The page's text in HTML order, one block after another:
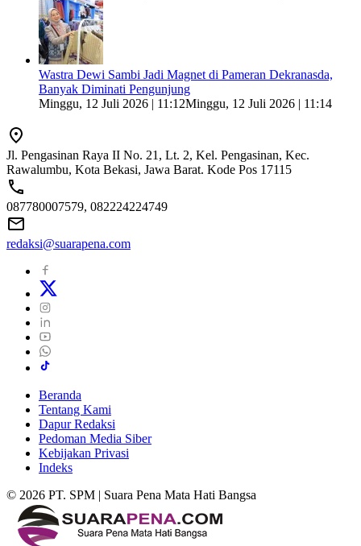
Wastra Dewi Sambi Jadi Magnet di Pameran Dekranasda,
Banyak Diminati Pengunjung
Minggu, 12 Juli 2026 | 11:12Minggu, 12 Juli 2026 | 11:14
Jl. Pengasinan Raya II No. 21, Lt. 2, Kel. Pengasinan, Kec.
Rawalumbu, Kota Bekasi, Jawa Barat. Kode Pos 17115
087780007579, 082224224749
redaksi@suarapena.com
Beranda
Tentang Kami
Dapur Redaksi
Pedoman Media Siber
Kebijakan Privasi
Indeks
© 2026 PT. SPM | Suara Pena Mata Hati Bangsa